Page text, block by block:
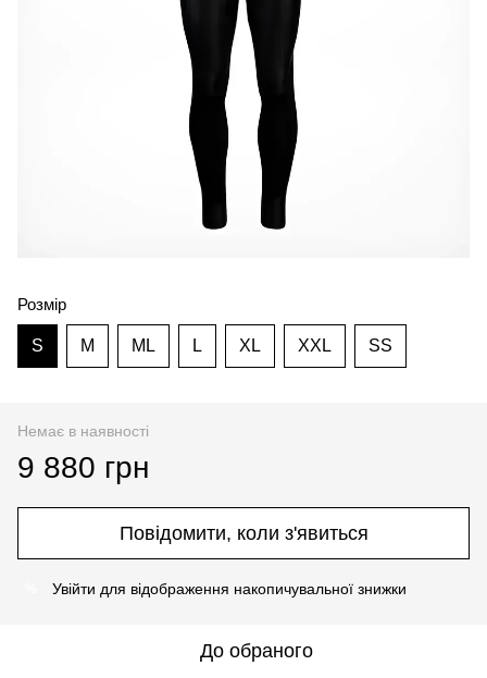
Розмір
S M ML L XL XXL SS
Немає в наявності
9 880 грн
Повідомити, коли з'явиться
Увійти для відображення накопичувальної знижки
До обраного